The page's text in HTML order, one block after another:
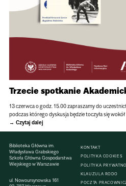
Trzecie spotkanie
13 czerwca o godz. 15.00 zapraszamy do
podczas którego dyskusja będzie toczyła się
Czytaj dalej
Biblioteka Główna im.
Władysława Grabskiego
Szkoła Główna Gospodarstwa
Wiejskiego w Warszawie
ul. Nowoursynowska 161
KONTAKT
POLITYKA COOKIES
POLITYKA
KLAUZULA RODO
POCZTA